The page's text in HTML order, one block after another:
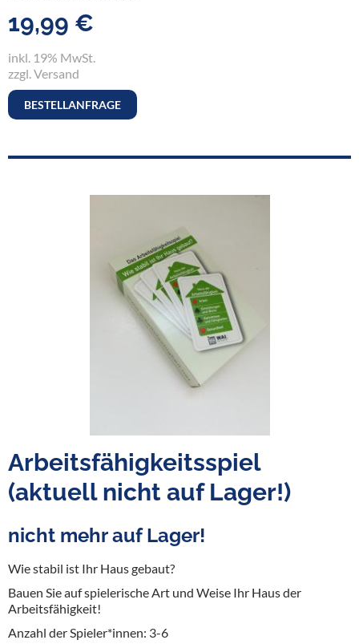
19,99 €
inkl. 19% MwSt.
zzgl. Versand
BESTELLANFRAGE
Arbeitsfähigkeitsspiel
(aktuell nicht auf Lager!)
nicht mehr auf Lager!
Wie stabil ist Ihr Haus gebaut?
Bauen Sie auf spielerische Art und Weise Ihr Haus der
Arbeitsfähigkeit!
Anzahl der Spieler*innen: 3-6